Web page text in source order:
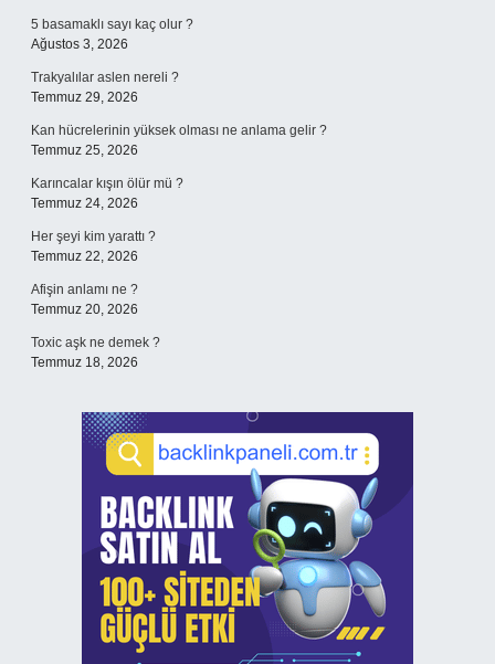
5 basamaklı sayı kaç olur ?
Ağustos 3, 2026
Trakyalılar aslen nereli ?
Temmuz 29, 2026
Kan hücrelerinin yüksek olması ne anlama gelir ?
Temmuz 25, 2026
Karıncalar kışın ölür mü ?
Temmuz 24, 2026
Her şeyi kim yarattı ?
Temmuz 22, 2026
Afişin anlamı ne ?
Temmuz 20, 2026
Toxic aşk ne demek ?
Temmuz 18, 2026